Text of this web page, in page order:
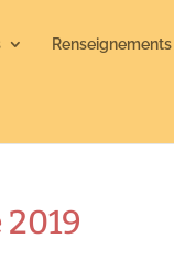
Renseignements